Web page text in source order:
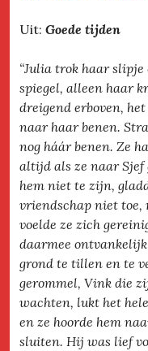
Uit: Goede tijden
“Julia trok haar
spiegel, alleen haar
dreigend erboven,
naar haar benen.
nog háár benen. Ze
altijd als ze naar Sjef
hem niet te zijn,
vriendschap niet toe,
voelde ze zich
daarmee
grond te tillen en te
gerommel, Vink die
wachten, lukt het
en ze hoorde hem
sluiten. Hij was lief